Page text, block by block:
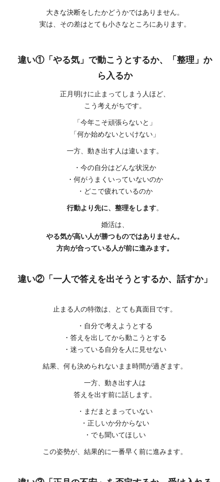
大きな決断をしたかどうかではありません。
実は、その差はとても小さなところにあります。
違い①「やる気」で動こうとするか、「整理」か
ら入るか
正月明けに止まってしまう人ほど、
こう考えがちです。
「今年こそ頑張らないと」
「何か始めないといけない」
一方、動き出す人は違います。
・今の自分はどんな状況か
・何がうまくいっていないのか
・どこで疲れているのか
行動より先に、整理をします。
婚活は、
やる気が高い人が勝つものではありません。
方向が合っている人が前に進みます。
違い②「一人で答えを出そうとするか、話すか」
止まる人の特徴は、とても真面目です。
・自分で考えようとする
・答えを出してから動こうとする
・迷っている自分を人に見せない
結果、何も決められないまま時間が過ぎます。
一方、動き出す人は
答えを出す前に話します。
・まだまとまっていない
・正しいか分からない
・でも聞いてほしい
この姿勢が、結果的に一番早く前に進みます。